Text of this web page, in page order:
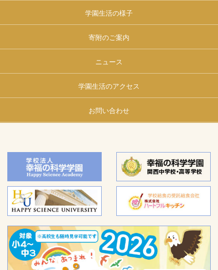
学園生活の様子
寄附のご案内
ニュース
学園生活のアクセス
お問い合わせ